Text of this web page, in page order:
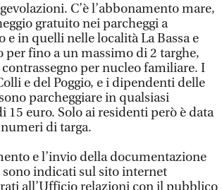
C’è l’abbonamento mare,
gratuito nei parcheggi a
in quelli nelle località La Bassa e
per fino a un massimo di 2 targhe,
per nucleo familiare. I
e del Poggio, e i dipendenti delle
parcheggiare in qualsiasi
euro. Solo ai residenti però è data
di targa.
e l’invio della documentazione
sono indicati sul sito internet
all’Ufficio relazioni con il pubblico